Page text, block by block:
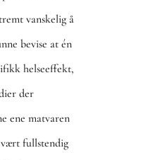
vanskelig å
bevise at én
helseeffekt,
der
ene matvaren
fullstendig